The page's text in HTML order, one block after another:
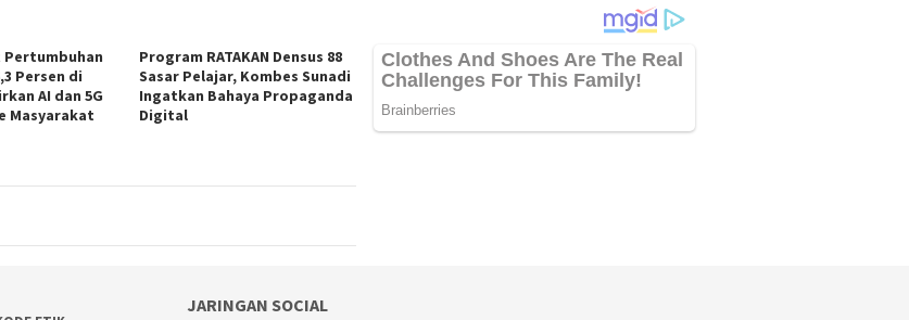
Persen di
AI dan 5G
Masyarakat
Program RATAKAN Densus 88
Sasar Pelajar, Kombes Sunadi
Ingatkan Bahaya Propaganda
Digital
JARINGAN SOCIAL